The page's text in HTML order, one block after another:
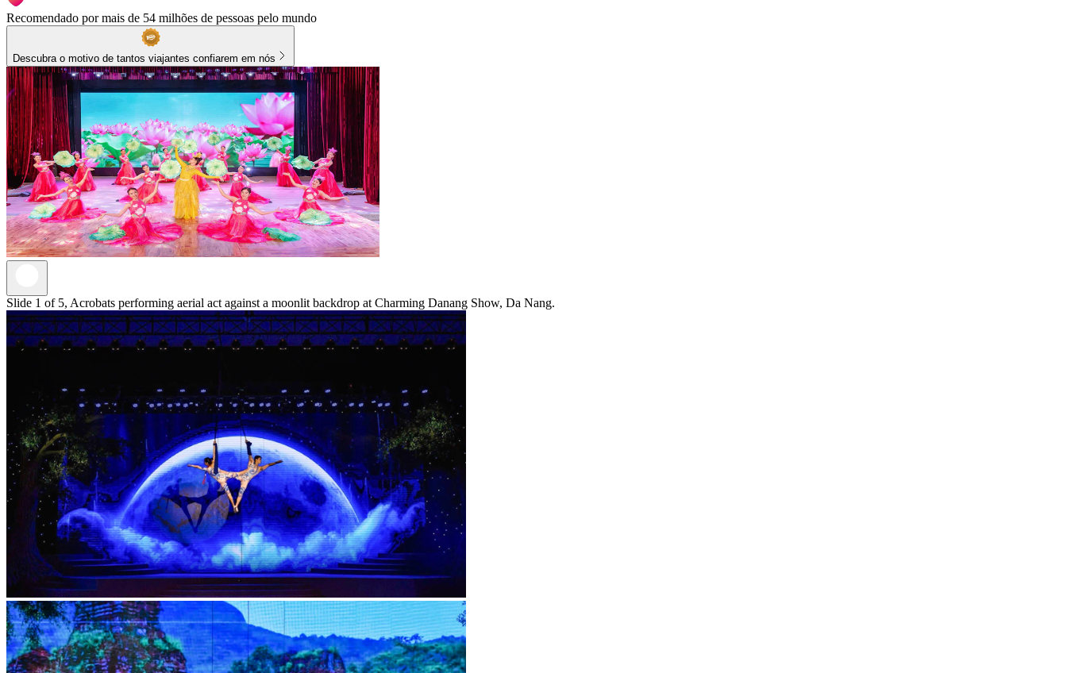
Recomendado por mais de 54 milhões de pessoas pelo mundo
Descubra o motivo de tantos viajantes confiarem em nós
Slide 1 of 5, Acrobats performing aerial act against a moonlit backdrop at Charming Danang Show, Da Nang.